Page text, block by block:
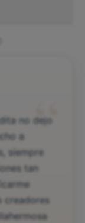
“
no dejo
a
siempre
tan
creadores